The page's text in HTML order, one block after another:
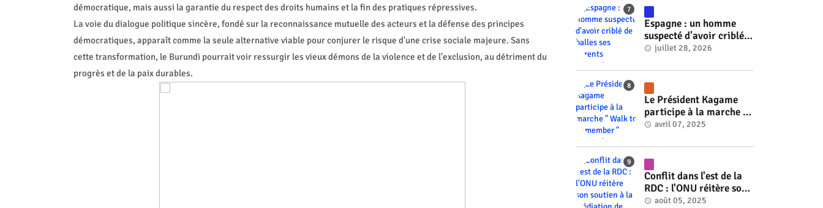
démocratique, mais aussi la garantie du respect des droits humains et la fin des pratiques répressives.
La voie du dialogue politique sincère, fondé sur la reconnaissance mutuelle des acteurs et la défense des principes
démocratiques, apparaît comme la seule alternative viable pour conjurer le risque d'une crise sociale majeure. Sans
cette transformation, le Burundi pourrait voir ressurgir les vieux démons de la violence et de l'exclusion, au détriment du
progrès et de la paix durables.
Espagne : un homme
suspecté d'avoir criblé
de balles ses parents
juillet 28, 2026
Le Président Kagame
participe à la marche "
Walk to Remember "
avril 07, 2025
Conflit dans l'est de la
RDC : l'ONU réitère son
soutien à la médiation
août 05, 2025